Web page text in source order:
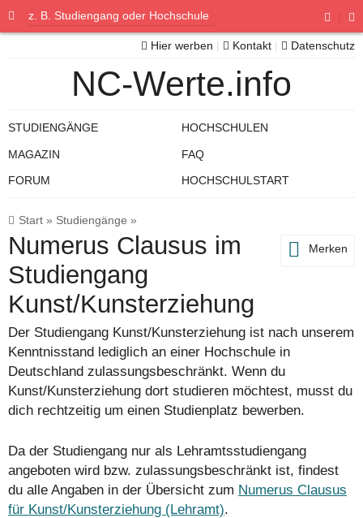
Start » Studiengänge »
Merken
Numerus Clausus im
Studiengang
Kunst/Kunsterziehung
Der Studiengang Kunst/Kunsterziehung ist nach unserem
Kenntnisstand lediglich an einer Hochschule in
Deutschland zulassungsbeschränkt. Wenn du
Kunst/Kunsterziehung dort studieren möchtest, musst du
dich rechtzeitig um einen Studienplatz bewerben.
Da der Studiengang nur als Lehramtsstudiengang
angeboten wird bzw. zulassungsbeschränkt ist, findest
du alle Angaben in der Übersicht zum Numerus Clausus
für Kunst/Kunsterziehung (Lehramt).
Hier werben Kontakt Datenschutz
NC-Werte.info
STUDIENGÄNGE HOCHSCHULEN
MAGAZIN FAQ
FORUM HOCHSCHULSTART